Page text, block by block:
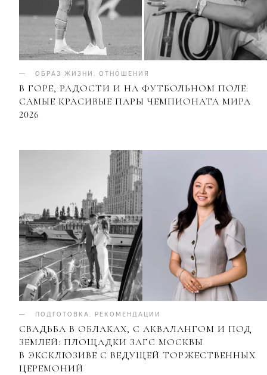
ОБРАЗ ЖИЗНИ ОТНОШЕНИЯ
В ГОРЕ, РАДОСТИ И НА ФУТБОЛЬНОМ ПОЛЕ:
САМЫЕ КРАСИВЫЕ ПАРЫ ЧЕМПИОНАТА МИРА
2026
ПОДГОТОВКА РЕКОМЕНДАЦИИ
СВАДЬБА В ОБЛАКАХ, С АКВАЛАНГОМ И ПОД
ЗЕМЛЕЙ: ПЛОЩАДКИ ЗАГС МОСКВЫ
В ЭКСКЛЮЗИВЕ С ВЕДУЩЕЙ ТОРЖЕСТВЕННЫХ
ЦЕРЕМОНИЙ